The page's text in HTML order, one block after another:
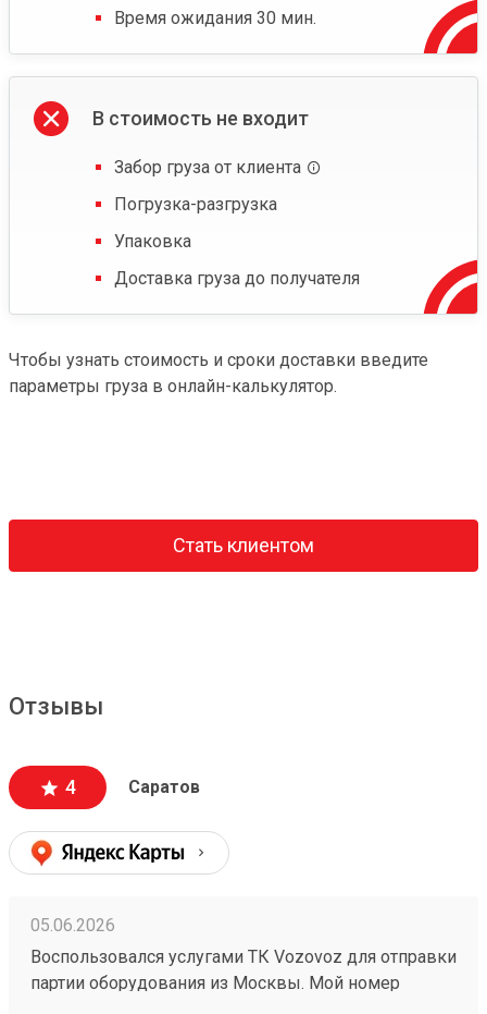
Время ожидания 30 мин.
В стоимость не входит
Забор груза от клиента
Погрузка-разгрузка
Упаковка
Доставка груза до получателя
Чтобы узнать стоимость и сроки доставки введите
параметры груза в онлайн-калькулятор.
Стать клиентом
Отзывы
4 Саратов
05.06.2026
Воспользовался услугами ТК Vozovoz для отправки
партии оборудования из Москвы. Мой номер